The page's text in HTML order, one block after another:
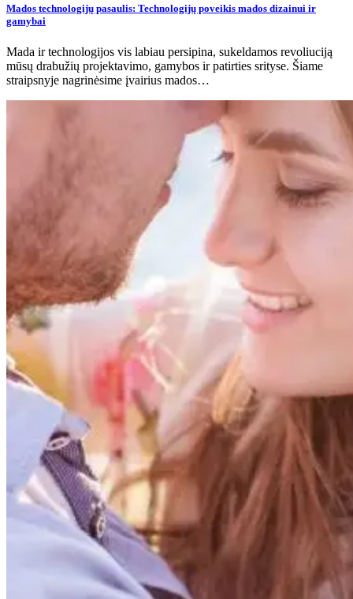
Mados technologijų pasaulis: Technologijų poveikis mados dizainui ir
gamybai
Mada ir technologijos vis labiau persipina, sukeldamos revoliuciją
mūsų drabužių projektavimo, gamybos ir patirties srityse. Šiame
straipsnyje nagrinėsime įvairius mados…